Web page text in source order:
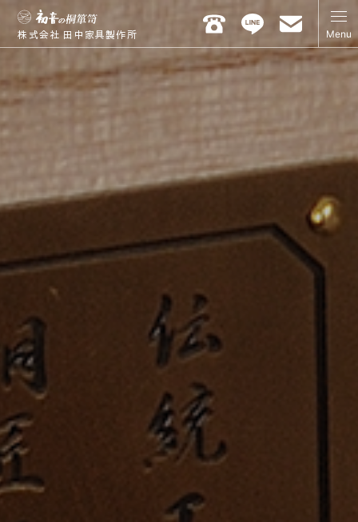
株式会社 田中家具製作所 Menu